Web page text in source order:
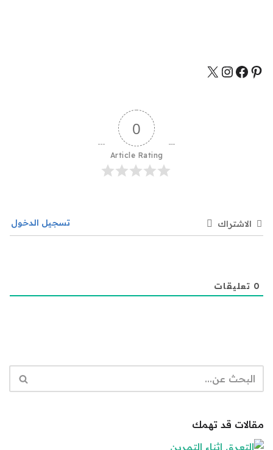
0
Article Rating
الاشتراك تسجيل الدخول
0 تعليقات
مقالات قد تهمك